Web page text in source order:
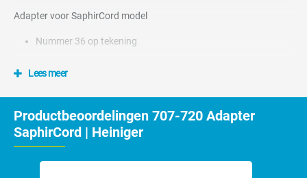
Adapter voor SaphirCord model
Nummer 36 op tekening
Lees meer
Productbeoordelingen 707-720 Adapter
SaphirCord | Heiniger